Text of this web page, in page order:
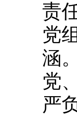
责
党
涵
党
严